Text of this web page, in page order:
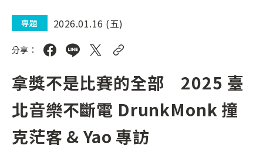
專題 2026.01.16 (五)
分享：
拿獎不是比賽的全部 2025 臺
北音樂不斷電 DrunkMonk 撞
克茫客 & Yao 專訪